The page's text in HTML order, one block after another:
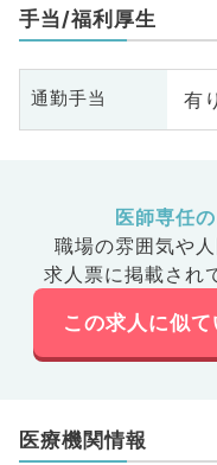
手当/福利厚生
通勤手当 有り
医師専任
職場の雰囲気や人
求人票に掲載され
この求人に似
医療機関情報